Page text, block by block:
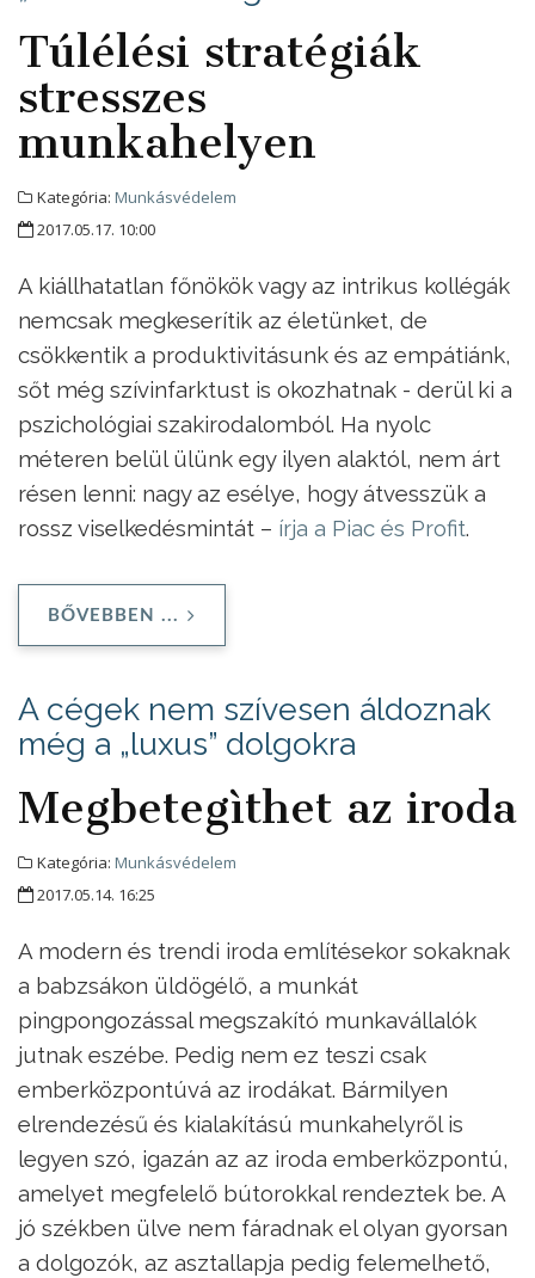
Túlélési stratégiák
stresszes
munkahelyen
Kategória: Munkásvédelem
2017.05.17. 10:00
A kiállhatatlan főnökök vagy az intrikus kollégák
nemcsak megkeserítik az életünket, de
csökkentik a produktivitásunk és az empátiánk,
sőt még szívinfarktust is okozhatnak - derül ki a
pszichológiai szakirodalomból. Ha nyolc
méteren belül ülünk egy ilyen alaktól, nem árt
résen lenni: nagy az esélye, hogy átvesszük a
rossz viselkedésmintát – írja a Piac és Profit.
BŐVEBBEN ...
A cégek nem szívesen áldoznak
még a „luxus” dolgokra
Megbetegìthet az iroda
Kategória: Munkásvédelem
2017.05.14. 16:25
A modern és trendi iroda említésekor sokaknak
a babzsákon üldögélő, a munkát
pingpongozással megszakító munkavállalók
jutnak eszébe. Pedig nem ez teszi csak
emberközpontúvá az irodákat. Bármilyen
elrendezésű és kialakítású munkahelyről is
legyen szó, igazán az az iroda emberközpontú,
amelyet megfelelő bútorokkal rendeztek be. A
jó székben ülve nem fáradnak el olyan gyorsan
a dolgozók, az asztallapja pedig felemelhető,